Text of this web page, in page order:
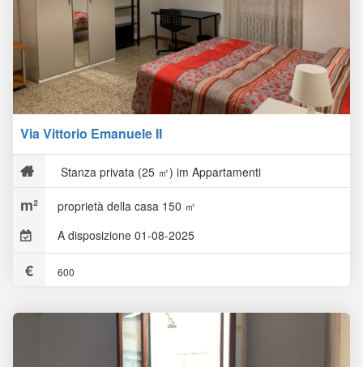
Via Vittorio Emanuele II
Stanza privata (25 ㎡) im Appartamenti
proprietà della casa 150 ㎡
A disposizione 01-08-2025
600